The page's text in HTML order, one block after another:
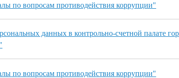
по вопросам противодействия коррупции"
данных в контрольно-счетной палате
по вопросам противодействия коррупции"